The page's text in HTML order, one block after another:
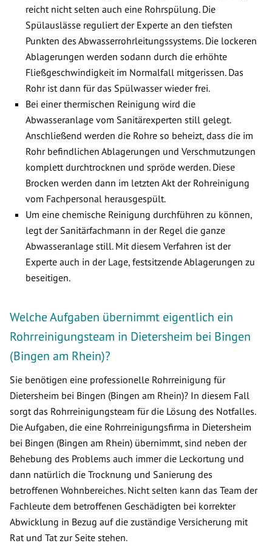
reicht nicht selten auch eine Rohrspülung. Die
Spülauslässe reguliert der Experte an den tiefsten
Punkten des Abwasserrohrleitungssystems. Die lockeren
Ablagerungen werden sodann durch die erhöhte
Fließgeschwindigkeit im Normalfall mitgerissen. Das
Rohr ist dann für das Spülwasser wieder frei.
Bei einer thermischen Reinigung wird die
Abwasseranlage vom Sanitärexperten still gelegt.
Anschließend werden die Rohre so beheizt, dass die im
Rohr befindlichen Ablagerungen und Verschmutzungen
komplett durchtrocknen und spröde werden. Diese
Brocken werden dann im letzten Akt der Rohreinigung
vom Fachpersonal herausgespült.
Um eine chemische Reinigung durchführen zu können,
legt der Sanitärfachmann in der Regel die ganze
Abwasseranlage still. Mit diesem Verfahren ist der
Experte auch in der Lage, festsitzende Ablagerungen zu
beseitigen.
Welche Aufgaben übernimmt eigentlich ein
Rohrreinigungsteam in Dietersheim bei Bingen
(Bingen am Rhein)?
Sie benötigen eine professionelle Rohrreinigung für
Dietersheim bei Bingen (Bingen am Rhein)? In diesem Fall
sorgt das Rohrreinigungsteam für die Lösung des Notfalles.
Die Aufgaben, die eine Rohrreinigungsfirma in Dietersheim
bei Bingen (Bingen am Rhein) übernimmt, sind neben der
Behebung des Problems auch immer die Leckortung und
dann natürlich die Trocknung und Sanierung des
betroffenen Wohnbereiches. Nicht selten kann das Team der
Fachleute dem betroffenen Geschädigten bei korrekter
Abwicklung in Bezug auf die zuständige Versicherung mit
Rat und Tat zur Seite stehen.